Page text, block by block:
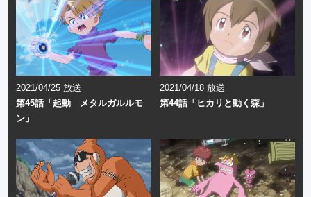
2021/04/25 放送
第45話「起動 メタルガルルモ
ン」
2021/04/18 放送
第44話「ヒカリと動く森」